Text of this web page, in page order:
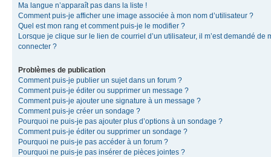
Ma langue n’apparaît pas dans la liste !
Comment puis-je afficher une image associée à mon nom d’utilisateur ?
Quel est mon rang et comment puis-je le modifier ?
Lorsque je clique sur le lien de courriel d’un utilisateur, il m’est demandé de
connecter ?
Problèmes de publication
Comment puis-je publier un sujet dans un forum ?
Comment puis-je éditer ou supprimer un message ?
Comment puis-je ajouter une signature à un message ?
Comment puis-je créer un sondage ?
Pourquoi ne puis-je pas ajouter plus d’options à un sondage ?
Comment puis-je éditer ou supprimer un sondage ?
Pourquoi ne puis-je pas accéder à un forum ?
Pourquoi ne puis-je pas insérer de pièces jointes ?